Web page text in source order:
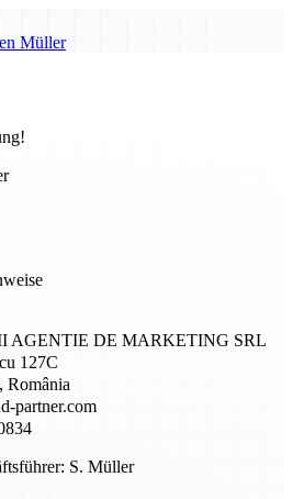
Müller
AGENTIE DE MARKETING SRL
127C
România
partner.com
S. Müller